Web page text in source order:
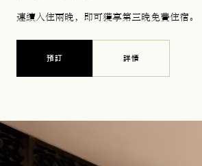
連續入住兩晚，即可獲享第三晚免費住宿。
預訂 詳情